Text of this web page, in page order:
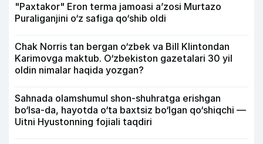
"Paxtakor" Eron terma jamoasi a’zosi Murtazo
Puraliganjini o‘z safiga qo‘shib oldi
Chak Norris tan bergan o‘zbek va Bill Klintondan
Karimovga maktub. O‘zbekiston gazetalari 30 yil
oldin nimalar haqida yozgan?
Sahnada olamshumul shon-shuhratga erishgan
bo‘lsa-da, hayotda o‘ta baxtsiz bo‘lgan qo‘shiqchi —
Uitni Hyustonning fojiali taqdiri